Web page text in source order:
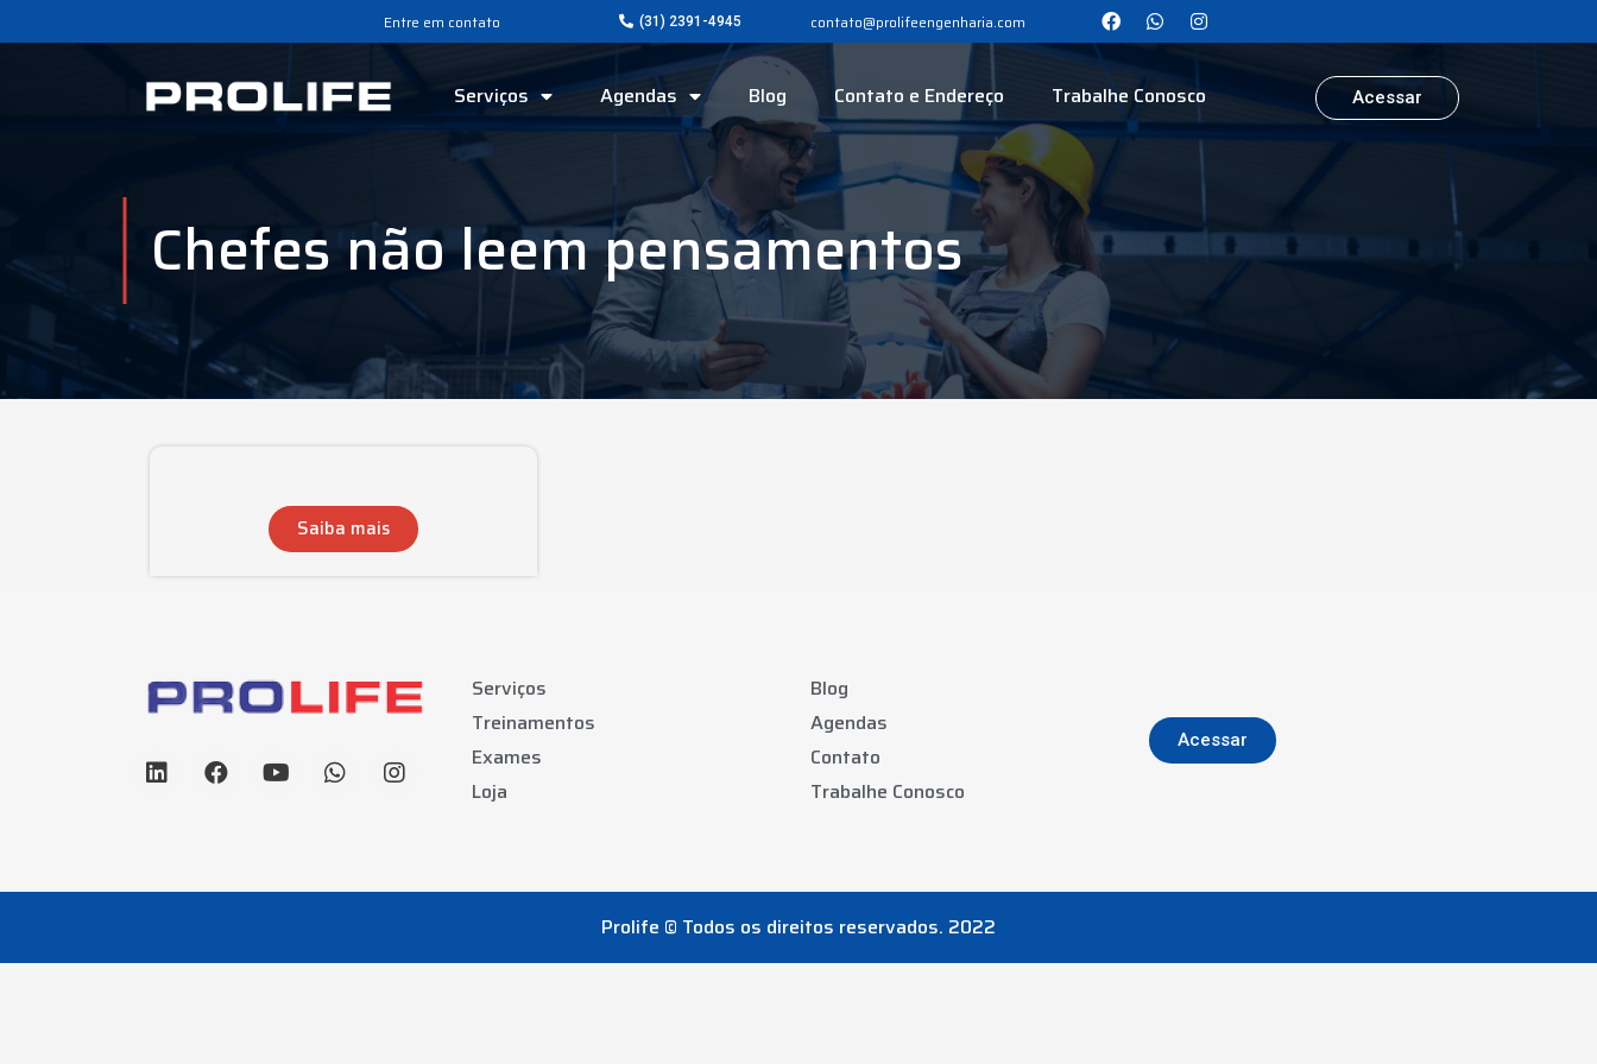
Entre em contato (31) 2391-4945 contato@prolifeengenharia.com
Serviços Agendas Blog Contato e Endereço Trabalhe Conosco Acessar
Chefes não leem pensamentos
Saiba mais
Serviços
Treinamentos
Exames
Loja
Blog
Agendas
Contato
Trabalhe Conosco
Acessar
Prolife © Todos os direitos reservados. 2022